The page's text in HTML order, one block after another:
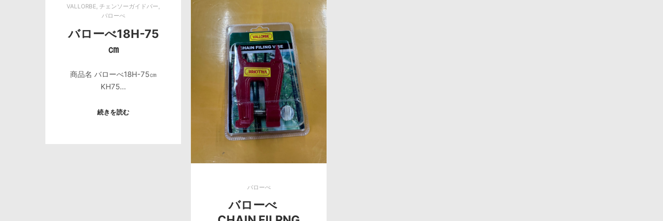
VALLORBE, チェンソーガイドバー,
バローぺ
バローべ18H-75
㎝
商品名 バローべ18H-75㎝
KH75…
続きを読む
バローぺ
バローべ